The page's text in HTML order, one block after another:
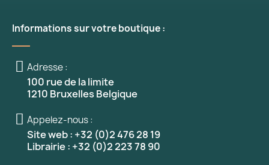
Informations sur votre boutique :
Adresse :
100 rue de la limite
1210 Bruxelles Belgique
Appelez-nous :
Site web : +32 (0)2 476 28 19
Librairie : +32 (0)2 223 78 90